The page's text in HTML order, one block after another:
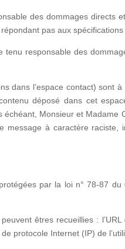
des dommages directs
pas aux
responsable des
dans l’espace contact)
déposé dans cet
Monsieur et
message à caractère
par la loi n° 78-87
êtres recueillies :
protocole Internet (IP) de